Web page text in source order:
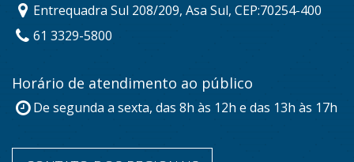
Entrequadra Sul 208/209, Asa Sul, CEP:70254-400
61 3329-5800
Horário de atendimento ao público
De segunda a sexta, das 8h às 12h e das 13h às 17h